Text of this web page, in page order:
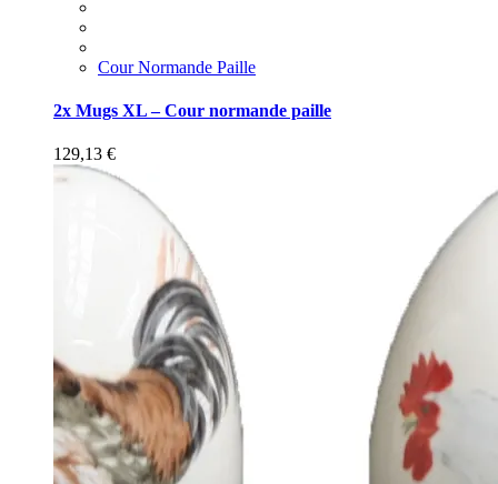
Cour Normande Paille
2x Mugs XL – Cour normande paille
129,13 €